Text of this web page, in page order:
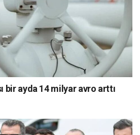
bir ayda 14 milyar avro arttı